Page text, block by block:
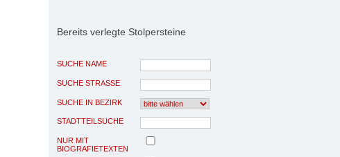
Bereits verlegte Stolpersteine
SUCHE NAME
SUCHE STRASSE
SUCHE IN BEZIRK
STADTTEILSUCHE
NUR MIT
BIOGRAFIETEXTEN